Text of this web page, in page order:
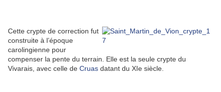
Cette crypte de correction fut
construite à l’époque
carolingienne pour
compenser la pente du terrain. Elle est la seule crypte du
Vivarais, avec celle de Cruas datant du XIe siècle.